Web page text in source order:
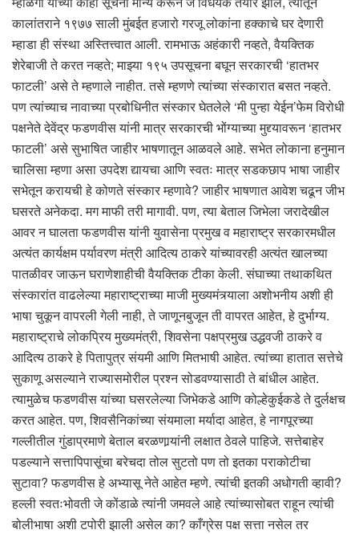
कालांतराने १९७७ साली मुंबईत हजारो गरजू लोकांना हक्काचे घर देणारी
म्हाडा ही संस्था अस्तित्त्वात आली. रामभाऊ अहंकारी नव्हते, वैयक्तिक
शेरेबाजी ते करत नव्हते; माझ्या १९५ उपसूचना बघून सरकारची ‘हातभर
फाटली’ असे ते म्हणाले नाहीत. तसे म्हणणे त्यांच्या संस्कारात बसत नव्हते.
पण त्यांच्याच नावाच्या प्रबोधिनीत संस्कार घेतलेले ‘मी पुन्हा येईन’फेम विरोधी
पक्षनेते देवेंद्र फडणवीस यांनी मात्र सरकारची भोंग्याच्या मुद्द्यावरून ‘हातभर
फाटली’ असे सुभाषित जाहीर भाषणातून आळवले आहे. सभेत लोकाना हनुमान
चालिसा म्हणा असा उपदेश द्यायचा आणि स्वतः मात्र सडकछाप भाषा जाहीर
सभेतून करायची हे कोणते संस्कार म्हणावे? जाहीर भाषणात आवेश चढून जीभ
घसरते अनेकदा. मग माफी तरी मागावी. पण, त्या बेताल जिभेला जरादेखील
आवर न घालता फडणवीस यांनी युवासेना प्रमुख व महाराष्ट्र सरकारमधील
अत्यंत कार्यक्षम पर्यावरण मंत्री आदित्य ठाकरे यांच्यावरही अत्यंत खालच्या
पातळीवर जाऊन घराणेशाहीची वैयक्तिक टीका केली. संघाच्या तथाकथित
संस्कारांत वाढलेल्या महाराष्ट्राच्या माजी मुख्यमंत्र्याला अशोभनीय अशी ही
भाषा चुकून वापरली गेली नाही, ते जाणूनबुजून ती वापरत आहेत, हे दुर्भाग्य.
महाराष्ट्राचे लोकप्रिय मुख्यमंत्री, शिवसेना पक्षप्रमुख उद्धवजी ठाकरे व
आदित्य ठाकरे हे पितापुत्र संयमी आणि मितभाषी आहेत. त्यांच्या हातात सत्तेचे
सुकाणू असल्याने राज्यासमोरील प्रश्न सोडवण्यासाठी ते बांधील आहेत.
त्यामुळेच फडणवीस यांच्या घसरलेल्या जिभेकडे आणि कोल्हेकुईकडे ते दुर्लक्षच
करत आहेत. पण, शिवसैनिकांच्या संयमाला मर्यादा आहेत, हे नागपूरच्या
गल्लीतील गुंडाप्रमाणे बेताल बरळणार्‍यांनी लक्षात ठेवले पाहिजे. सत्तेबाहेर
पडल्याने सत्तापिपासूंचा बरेचदा तोल सुटतो पण तो इतका पराकोटीचा
सुटावा? फडणवीस हे अभ्यासू नेते आहेत म्हणे. त्यांची इतकी अधोगती व्हावी?
हल्ली स्वतःभोवती जे कोंडाळे त्यांनी जमवले आहे त्यांच्यासोबत राहून त्यांची
बोलीभाषा अशी टपोरी झाली असेल का? काँग्रेस पक्ष सत्ता नसेल तर